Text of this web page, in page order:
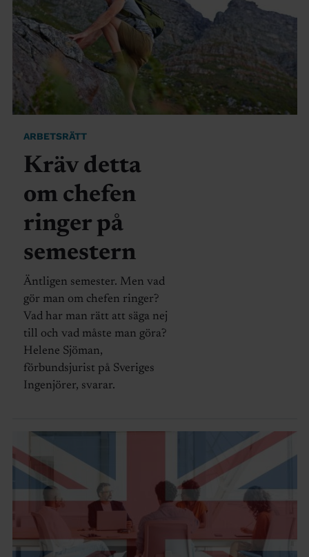
ARBETSRÄTT
Kräv detta
om chefen
ringer på
semestern
Äntligen semester. Men vad
gör man om chefen ringer?
Vad har man rätt att säga nej
till och vad måste man göra?
Helene Sjöman,
förbundsjurist på Sveriges
Ingenjörer, svarar.